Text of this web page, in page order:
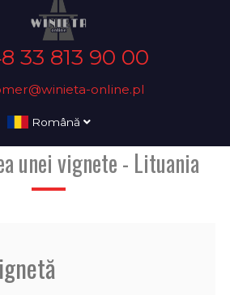
33 813 90 00
online.pl
Română
unei vignete - Lituania